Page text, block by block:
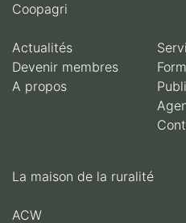
Coopagri
Actualités
Devenir membres
A propos
La maison de la ruralité
ACW